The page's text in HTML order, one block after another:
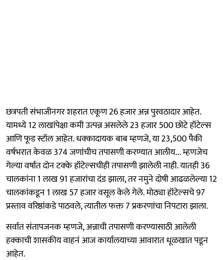
छत्रपती संभाजीनगर शहरात एकूण 26 हजार अन्न पुरवठादार आहेत.
यामध्ये 12 लाखांपेक्षा कमी उत्पन्न असलेले 23 हजार 500 छोटे हॉटेल्स
आणि फूड स्टॉल आहेत. धक्कादायक बाब म्हणजे, या 23,500 पैकी
वर्षभरात केवळ 374 जणांचीच तपासणी करण्यात आलीय... म्हणजेच
गेल्या वर्षात दोन टक्के हॉटेल्सचीही तपासणी झालेली नाही. यातही 36
चालकांना 1 लाख 91 हजारांचा दंड झाला, तर नमुने दोषी आढळलेल्या 12
चालकांकडून 1 लाख 57 हजार वसूल केले गेले. मोठ्या हॉटेल्सचे 97
प्रस्ताव वरिष्ठांकडे पाठवले, त्यातील फक्त 7 प्रकरणांचा निपटारा झाला.
सर्वात संतापजनक म्हणजे, अन्नाची तपासणी करण्यासाठी आलेली
हक्काची शासकीय वाहनं आज कार्यालयाच्या आवारात धूळखात पडून
आहेत.